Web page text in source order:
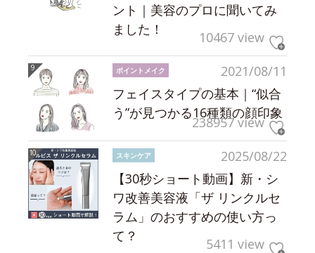
ント｜美容のプロに聞いてみ
ました！
10467 view
2021/08/11
ポイントメイク
フェイスタイプの基本｜“似合
う”が見つかる16種類の顔印象
238957 view
2025/08/22
スキンケア
【30秒ショート動画】新・シ
ワ改善美容液「ザ リンクルセ
ラム」のおすすめの使い方っ
て？
5411 view